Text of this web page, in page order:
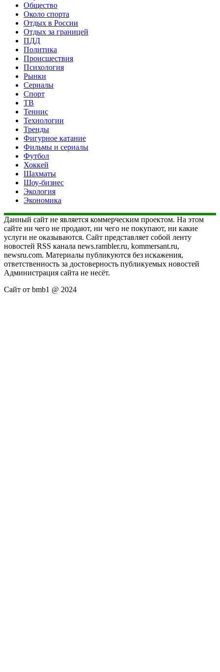
Общество
Около спорта
Отдых в России
Отдых за границей
ПДД
Политика
Происшествия
Психология
Рынки
Сериалы
Спорт
ТВ
Теннис
Технологии
Тренды
Фигурное катание
Фильмы и сериалы
Футбол
Хоккей
Шахматы
Шоу-бизнес
Экология
Экономика
Данный сайт не является коммерческим проектом. На этом
сайте ни чего не продают, ни чего не покупают, ни какие
услуги не оказываются. Сайт представляет собой ленту
новостей RSS канала news.rambler.ru, kommersant.ru,
newsru.com. Материалы публикуются без искажения,
ответственность за достоверность публикуемых новостей
Администрация сайта не несёт.
Сайт от bmb1 @ 2024